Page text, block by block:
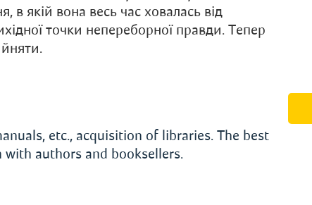
в якій вона весь час ховалась від
точки непереборної правди. Тепер
etc., acquisition of libraries. The best
authors and booksellers.